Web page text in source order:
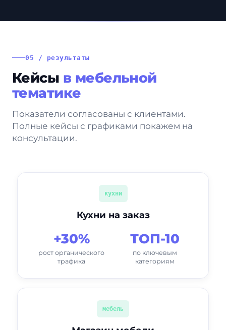
05 / результаты
Кейсы в мебельной
тематике
Показатели согласованы с клиентами.
Полные кейсы с графиками покажем на
консультации.
кухни
Кухни на заказ
+30%
рост органического
трафика
ТОП-10
по ключевым
категориям
мебель